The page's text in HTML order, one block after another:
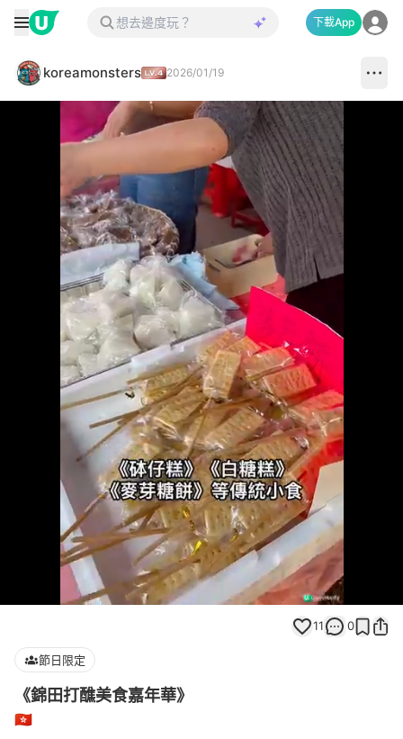
下載App
koreamonsters 2026/01/19
Loaded
100.00%
11 0
節日限定
《錦田打醮美食嘉年華》
🇭🇰